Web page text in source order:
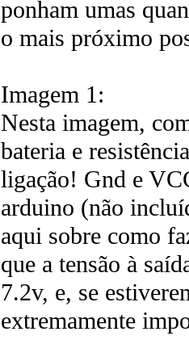
ponham umas
o mais próximo
Imagem 1:
Nesta imagem,
bateria e
ligação! Gnd e
arduino (não
aqui sobre como
que a tensão à
7.2v, e, se
extremamente